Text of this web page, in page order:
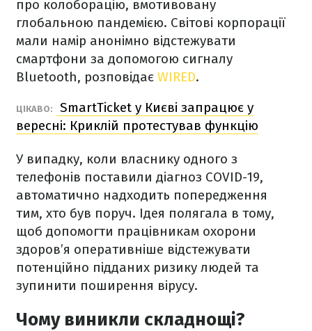
про колоборацію, вмотивовану
глобальною пандемією. Світові корпорації
мали намір анонімно відстежувати
смартфони за допомогою сигналу
Bluetooth, розповідає WIRED.
ЦІКАВО:
SmartTicket у Києві запрацює у
вересні: Криклій протестував функцію
У випадку, коли власнику одного з
телефонів поставили діагноз COVID-19,
автоматично надходить попередження
тим, хто був поруч. Ідея полягала в тому,
щоб допомогти працівникам охорони
здоров’я оперативніше відстежувати
потенційно підданих ризику людей та
зупинити поширення вірусу.
Чому виникли складнощі?